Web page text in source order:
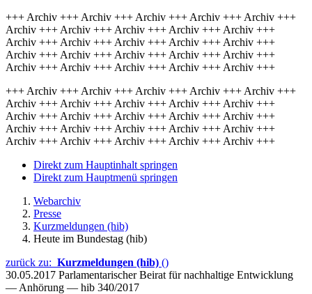
+++ Archiv +++ Archiv +++ Archiv +++ Archiv +++ Archiv +++
Archiv +++ Archiv +++ Archiv +++ Archiv +++ Archiv +++
Archiv +++ Archiv +++ Archiv +++ Archiv +++ Archiv +++
Archiv +++ Archiv +++ Archiv +++ Archiv +++ Archiv +++
Archiv +++ Archiv +++ Archiv +++ Archiv +++ Archiv +++
+++ Archiv +++ Archiv +++ Archiv +++ Archiv +++ Archiv +++
Archiv +++ Archiv +++ Archiv +++ Archiv +++ Archiv +++
Archiv +++ Archiv +++ Archiv +++ Archiv +++ Archiv +++
Archiv +++ Archiv +++ Archiv +++ Archiv +++ Archiv +++
Archiv +++ Archiv +++ Archiv +++ Archiv +++ Archiv +++
Direkt zum Hauptinhalt springen
Direkt zum Hauptmenü springen
Webarchiv
Presse
Kurzmeldungen (hib)
Heute im Bundestag (hib)
zurück zu: Kurzmeldungen (hib) ()
30.05.2017 Parlamentarischer Beirat für nachhaltige Entwicklung
— Anhörung — hib 340/2017